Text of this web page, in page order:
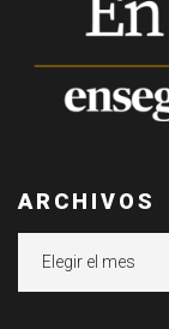
ARCHIVOS